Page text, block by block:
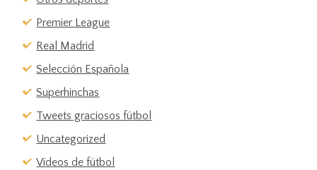
Premier League
Real Madrid
Selección Española
Superhinchas
Tweets graciosos fútbol
Uncategorized
Vídeos de fútbol